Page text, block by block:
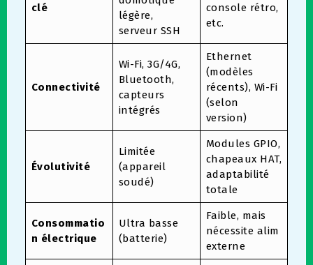
clé
légère,
serveur SSH
console rétro,
etc.
Connectivité
Wi-Fi, 3G/4G,
Bluetooth,
capteurs
intégrés
Ethernet
(modèles
récents), Wi-Fi
(selon
version)
Évolutivité
Limitée
(appareil
soudé)
Modules GPIO,
chapeaux HAT,
adaptabilité
totale
Consommatio
n électrique
Ultra basse
(batterie)
Faible, mais
nécessite alim
externe